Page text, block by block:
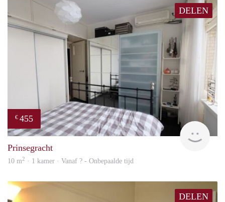
DELEN
€ 455
Prinsegracht
10 m2 · 1 kamer · Vanaf ? - Onbepaalde tijd
DELEN